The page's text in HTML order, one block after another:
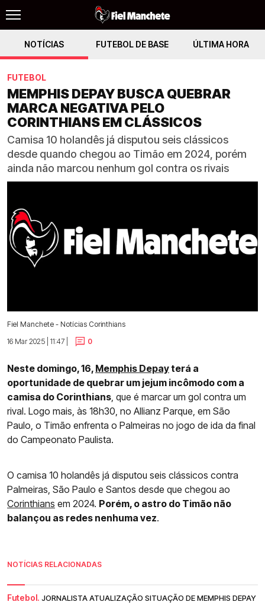
NOTÍCIAS FUTEBOL DE BASE ÚLTIMA HORA
FUTEBOL
MEMPHIS DEPAY BUSCA QUEBRAR
MARCA NEGATIVA PELO
CORINTHIANS EM CLÁSSICOS
Camisa 10 holandês já disputou seis clássicos
desde quando chegou ao Timão em 2024, porém
ainda não marcou nenhum gol contra os rivais
Fiel Manchete - Notícias Corinthians
16 Mar 2025 | 11:47 |
0
Neste domingo, 16, Memphis Depayterá a
oportunidade de quebrar um jejum incômodo com a
camisa do Corinthians, que é marcar um gol contra um
rival. Logo mais, às 18h30, no Allianz Parque, em São
Paulo, o Timão enfrenta o Palmeiras no jogo de ida da final
do Campeonato Paulista.
O camisa 10 holandês já disputou seis clássicos contra
Palmeiras, São Paulo e Santos desde que chegou ao
Corinthians em 2024. Porém, o astro do Timão não
balançou as redes nenhuma vez.
NOTÍCIAS RELACIONADAS
Futebol. JORNALISTA ATUALIZAÇÃO SITUAÇÃO DE MEMPHIS DEPAY